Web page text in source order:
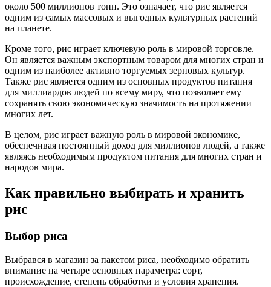
около 500 миллионов тонн. Это означает, что рис является
одним из самых массовых и выгодных культурных растений
на планете.
Кроме того, рис играет ключевую роль в мировой торговле.
Он является важным экспортным товаром для многих стран и
одним из наиболее активно торгуемых зерновых культур.
Также рис является одним из основных продуктов питания
для миллиардов людей по всему миру, что позволяет ему
сохранять свою экономическую значимость на протяжении
многих лет.
В целом, рис играет важную роль в мировой экономике,
обеспечивая постоянный доход для миллионов людей, а также
являясь необходимым продуктом питания для многих стран и
народов мира.
Как правильно выбирать и хранить
рис
Выбор риса
Выбрався в магазин за пакетом риса, необходимо обратить
внимание на четыре основных параметра: сорт,
происхождение, степень обработки и условия хранения.